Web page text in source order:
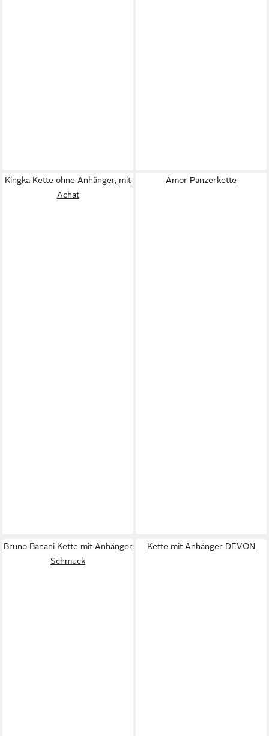
Kingka Kette ohne Anhänger, mit
Achat
Amor Panzerkette
Bruno Banani Kette mit Anhänger
Schmuck
Kette mit Anhänger DEVON